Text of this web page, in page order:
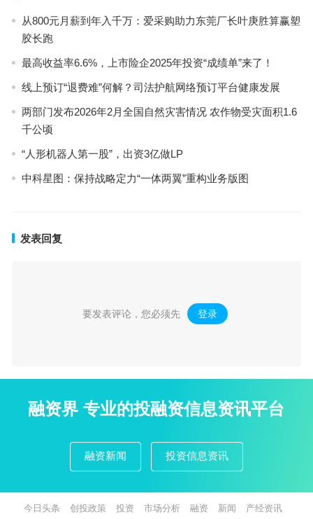
从800元月薪到年入千万：爱采购助力东莞厂长叶庚胜算赢塑
胶长跑
最高收益率6.6%，上市险企2025年投资“成绩单”来了！
线上预订“退费难”何解？司法护航网络预订平台健康发展
两部门发布2026年2月全国自然灾害情况 农作物受灾面积1.6
千公顷
“人形机器人第一股”，出资3亿做LP
中科星图：保持战略定力“一体两翼”重构业务版图
发表回复
要发表评论，您必须先 登录 。
融资界 专业的投融资信息资讯平台
融资新闻 投资信息资讯
今日头条 创投政策 投资 市场分析 融资 新闻 产经资讯